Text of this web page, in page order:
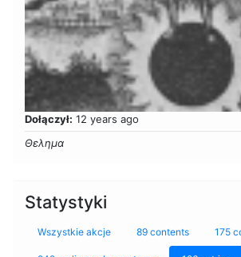
Dołączył: 12 years ago
Θελημα
Statystyki
Wszystkie akcje 89 contents 175